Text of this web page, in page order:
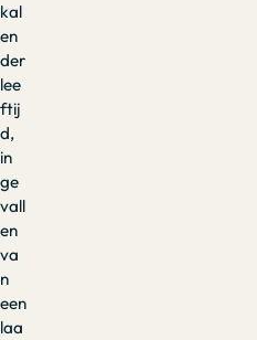
kal
en
der
lee
ftij
d,
in
ge
vall
en
va
n
een
laa